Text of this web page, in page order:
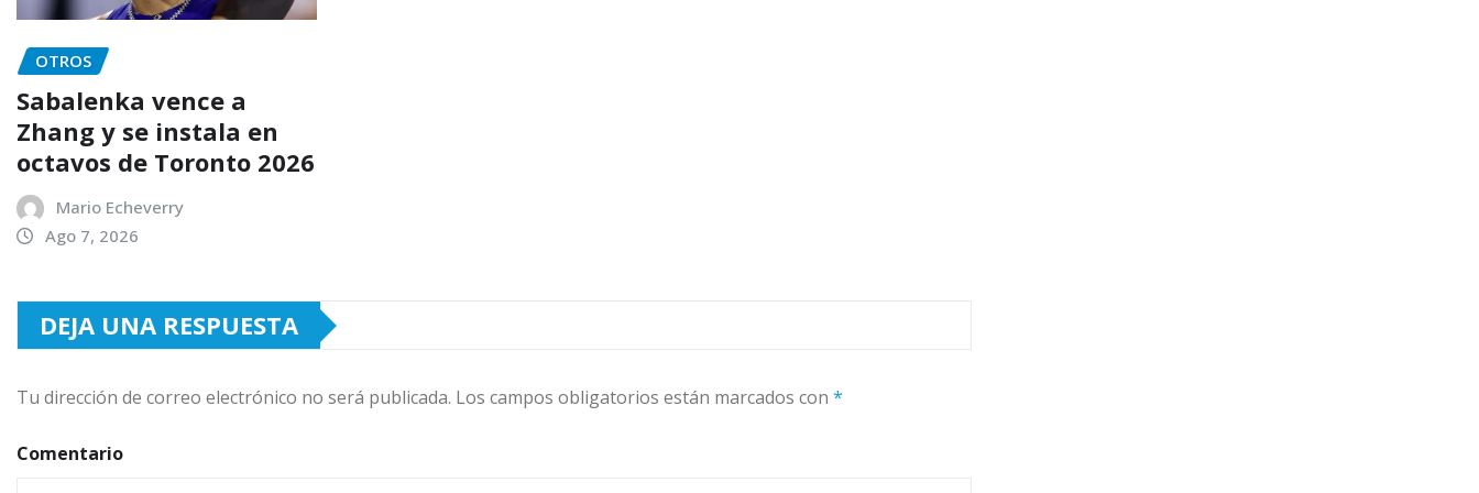
OTROS
Sabalenka vence a
Zhang y se instala en
octavos de Toronto 2026
Mario Echeverry
Ago 7, 2026
DEJA UNA RESPUESTA
Tu dirección de correo electrónico no será publicada. Los campos obligatorios están marcados con *
Comentario